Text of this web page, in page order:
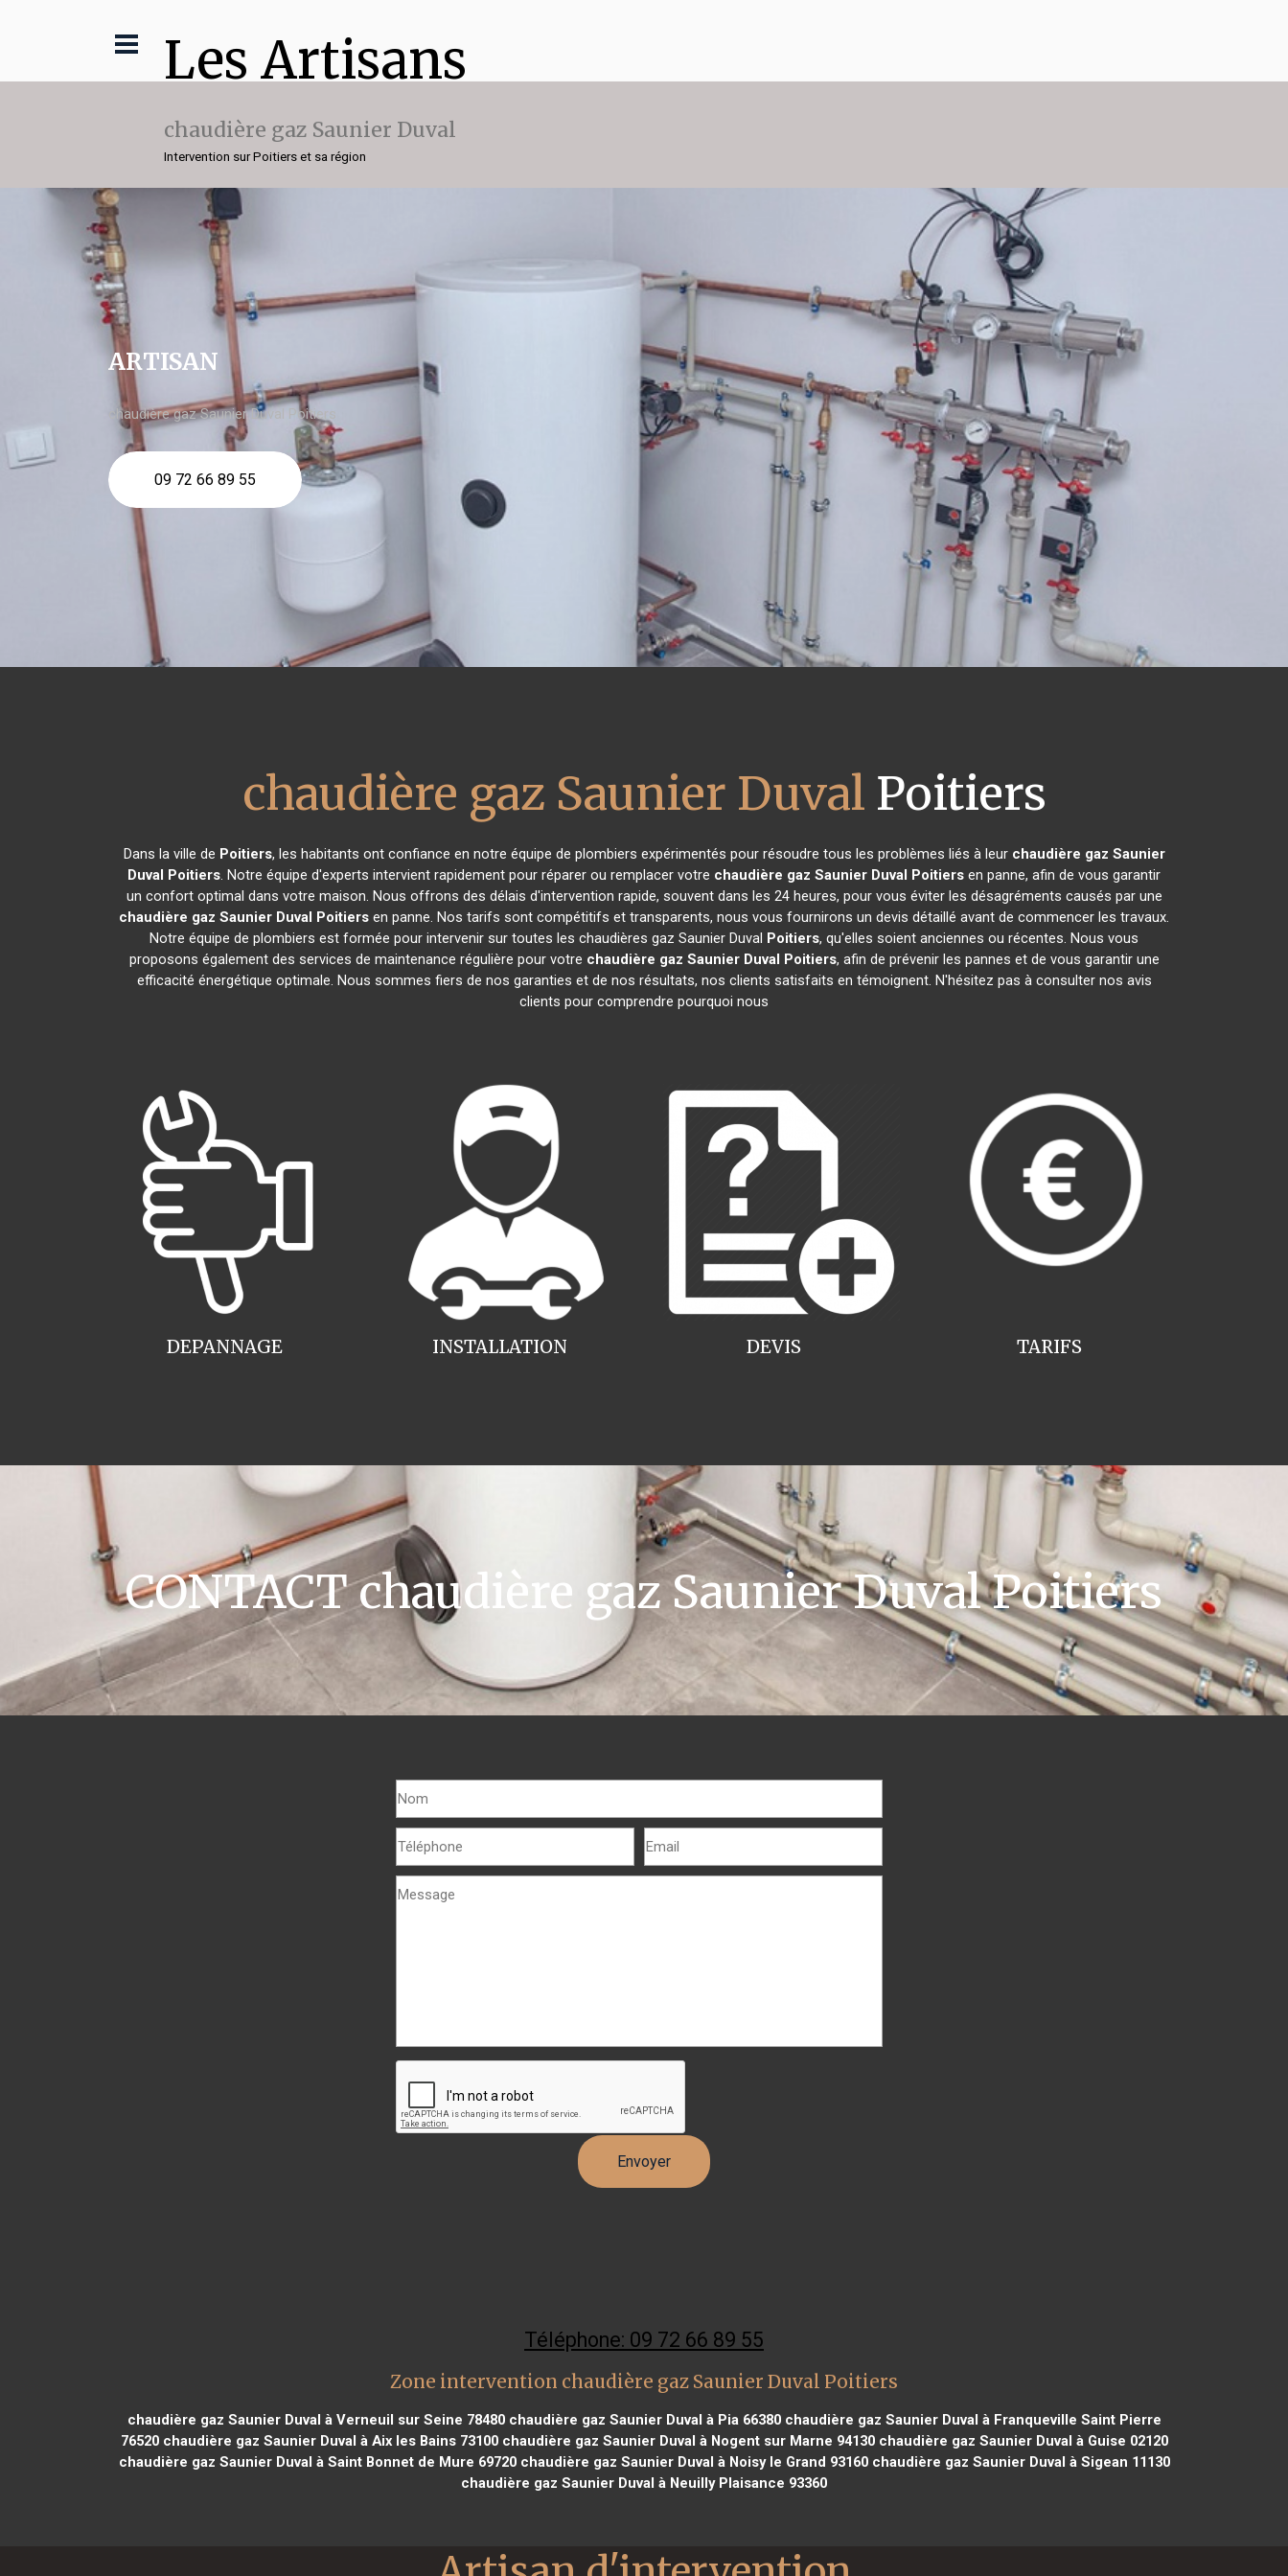
Les Artisans
chaudière gaz Saunier Duval
Intervention sur Poitiers et sa région
ARTISAN
chaudière gaz Saunier Duval Poitiers
09 72 66 89 55
chaudière gaz Saunier Duval Poitiers
Dans la ville de Poitiers, les habitants ont confiance en notre équipe de plombiers expérimentés pour résoudre tous les problèmes liés à leur chaudière gaz Saunier
Duval Poitiers. Notre équipe d'experts intervient rapidement pour réparer ou remplacer votre chaudière gaz Saunier Duval Poitiers en panne, afin de vous garantir
un confort optimal dans votre maison. Nous offrons des délais d'intervention rapide, souvent dans les 24 heures, pour vous éviter les désagréments causés par une
chaudière gaz Saunier Duval Poitiers en panne. Nos tarifs sont compétitifs et transparents, nous vous fournirons un devis détaillé avant de commencer les travaux.
Notre équipe de plombiers est formée pour intervenir sur toutes les chaudières gaz Saunier Duval Poitiers, qu'elles soient anciennes ou récentes. Nous vous
proposons également des services de maintenance régulière pour votre chaudière gaz Saunier Duval Poitiers, afin de prévenir les pannes et de vous garantir une
efficacité énergétique optimale. Nous sommes fiers de nos garanties et de nos résultats, nos clients satisfaits en témoignent. N'hésitez pas à consulter nos avis
clients pour comprendre pourquoi nous
INSTALLATION
DEPANNAGE TARIFS
DEVIS
CONTACT chaudière gaz Saunier Duval Poitiers
Téléphone: 09 72 66 89 55
Zone intervention chaudière gaz Saunier Duval Poitiers
chaudière gaz Saunier Duval à Verneuil sur Seine 78480chaudière gaz Saunier Duval à Pia 66380chaudière gaz Saunier Duval à Franqueville Saint Pierre
76520chaudière gaz Saunier Duval à Aix les Bains 73100chaudière gaz Saunier Duval à Nogent sur Marne 94130chaudière gaz Saunier Duval à Guise 02120
chaudière gaz Saunier Duval à Saint Bonnet de Mure 69720chaudière gaz Saunier Duval à Noisy le Grand 93160chaudière gaz Saunier Duval à Sigean 11130
chaudière gaz Saunier Duval à Neuilly Plaisance 93360